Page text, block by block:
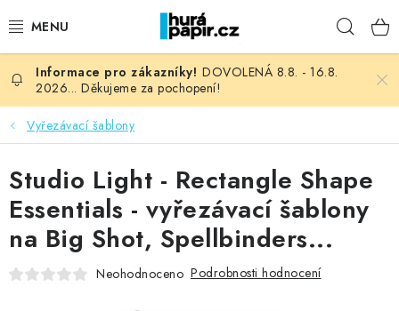
na
NOVINKY
HURÁ DÍLNA
VŠECHNO ZBOŽÍ
KNIHAŘSKÝ MATERIÁL
DOVOLENÁ 8.8. - 16.8.
2026... Děkujeme za pochopení!
Vyřezávací šablony
Studio Light - Rectangle Shape
Essentials - vyřezávací šablony
na Big Shot, Spellbinders...
Neohodnoceno Podrobnosti hodnocení